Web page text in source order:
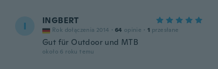
I INGBERT
Rok dołączenia 2014 · 64 opinie · 1 przesłane
Gut für Outdoor und MTB
około 6 roku temu